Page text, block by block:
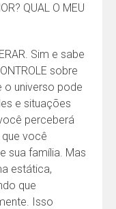
QUAL O MEU
Sim e sabe
sobre
universo pode
e situações
perceberá
você
sua família. Mas
estática,
que
Isso